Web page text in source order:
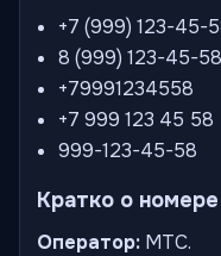
+7 (999) 123-45-
8 (999) 123-45-58
+79991234558
+7 999 123 45 58
999-123-45-58
Кратко о номере
Оператор: МТС.